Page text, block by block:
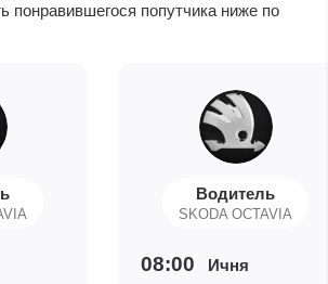
понравившегося попутчика ниже по
Водитель
SKODA OCTAVIA
08:00 Ичня